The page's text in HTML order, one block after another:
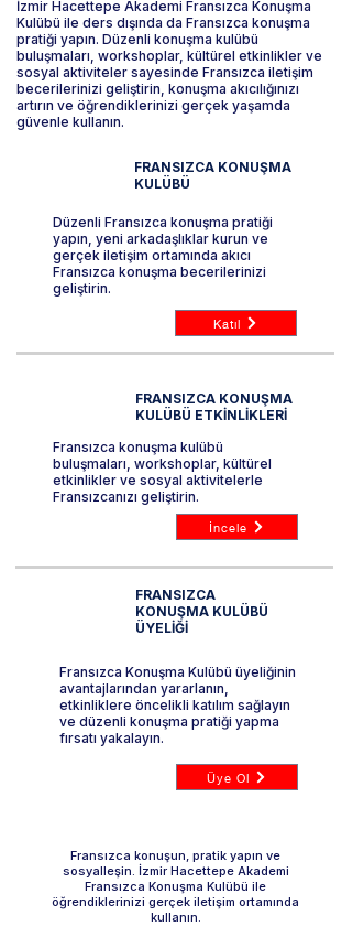
İzmir Hacettepe Akademi Fransızca Konuşma
Kulübü ile ders dışında da Fransızca konuşma
pratiği yapın. Düzenli konuşma kulübü
buluşmaları, workshoplar, kültürel etkinlikler ve
sosyal aktiviteler sayesinde Fransızca iletişim
becerilerinizi geliştirin, konuşma akıcılığınızı
artırın ve öğrendiklerinizi gerçek yaşamda
güvenle kullanın.
FRANSIZCA KONUŞMA
KULÜBÜ
Düzenli Fransızca konuşma pratiği
yapın, yeni arkadaşlıklar kurun ve
gerçek iletişim ortamında akıcı
Fransızca konuşma becerilerinizi
geliştirin.
Katıl
FRANSIZCA KONUŞMA
KULÜBÜ ETKİNLİKLERİ
Fransızca konuşma kulübü
buluşmaları, workshoplar, kültürel
etkinlikler ve sosyal aktivitelerle
Fransızcanızı geliştirin.
İncele
FRANSIZCA
KONUŞMA KULÜBÜ
ÜYELİĞİ
Fransızca Konuşma Kulübü üyeliğinin
avantajlarından yararlanın,
etkinliklere öncelikli katılım sağlayın
ve düzenli konuşma pratiği yapma
fırsatı yakalayın.
Üye Ol
Fransızca konuşun, pratik yapın ve
sosyalleşin. İzmir Hacettepe Akademi
Fransızca Konuşma Kulübü ile
öğrendiklerinizi gerçek iletişim ortamında
kullanın.